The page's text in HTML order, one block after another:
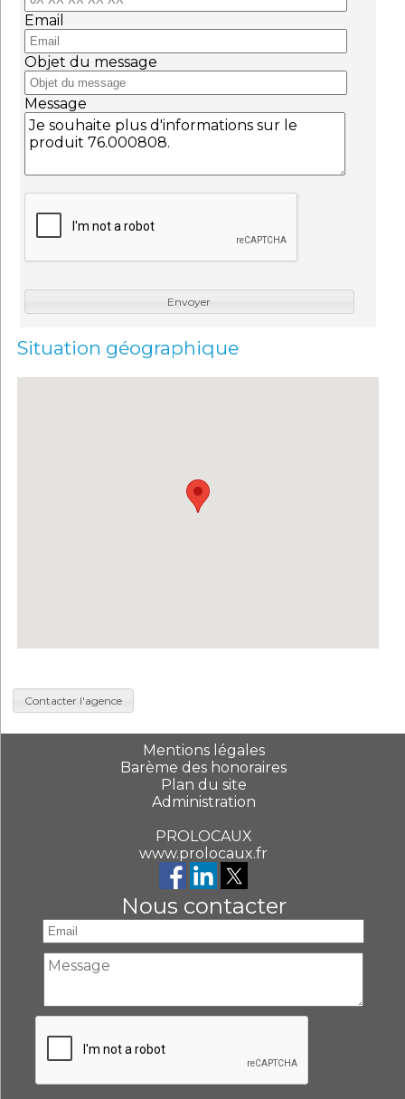
Email
Objet du message
Message
Envoyer
Situation géographique
Contacter l'agence
Mentions légales
Barème des honoraires
Plan du site
Administration
PROLOCAUX
www.prolocaux.fr
Nous contacter